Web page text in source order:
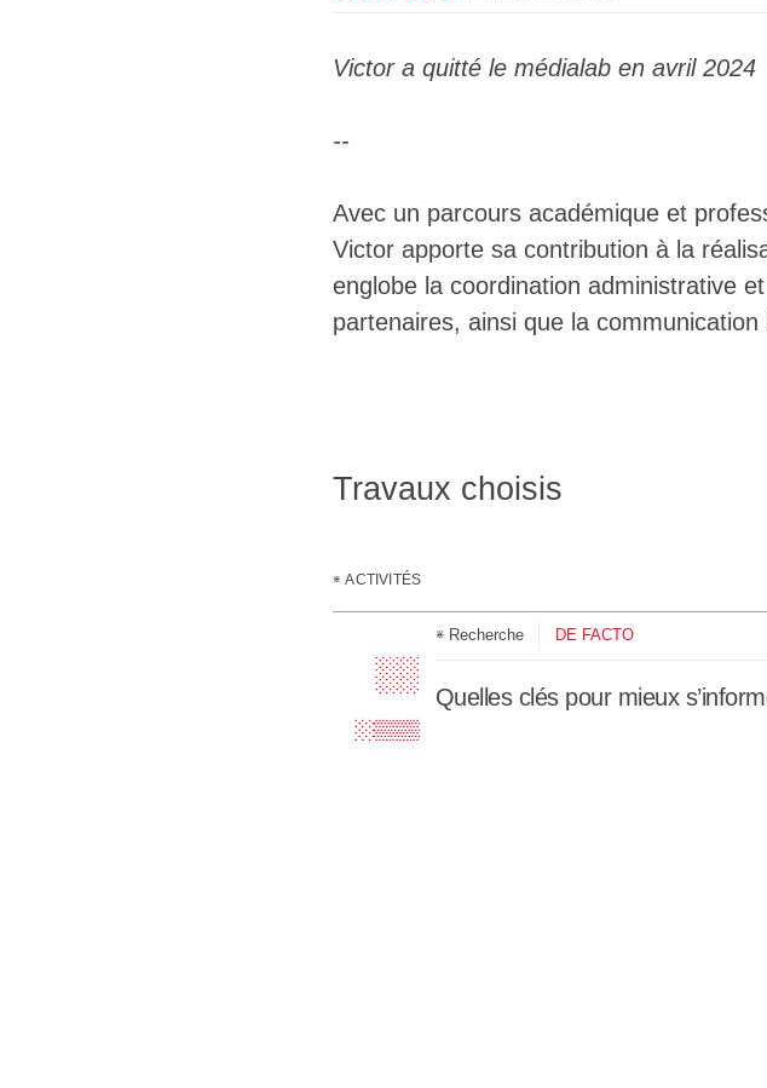
Victor a quitté le médialab en avril 2024
--
Avec un parcours académique et
Victor apporte sa contribution à la
englobe la coordination administrative
partenaires, ainsi que la communication
Travaux choisis
ACTIVITÉS
░
░░░░░░░░░░░░░░░
▒▒▒▒▒▒▒▒▒▒▒▒░
Recherche DE FACTO
Quelles clés pour mieux